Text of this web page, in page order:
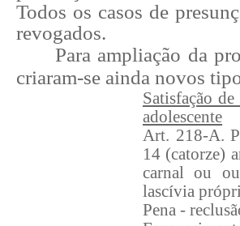
Todos os casos de
revogados.
Para ampliação da
criaram-se ainda novos
Satisfação
adolescente
Art. 218-A.
14 (catorze)
carnal ou
lascívia
Pena -